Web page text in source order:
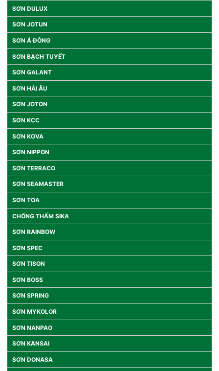
SƠN DULUX
SƠN JOTUN
SƠN Á ĐÔNG
SƠN BẠCH TUYẾT
SƠN GALANT
SƠN HẢI ÂU
SƠN JOTON
SƠN KCC
SƠN KOVA
SƠN NIPPON
SƠN TERRACO
SƠN SEAMASTER
SƠN TOA
CHỐNG THẤM SIKA
SƠN RAINBOW
SƠN SPEC
SƠN TISON
SƠN BOSS
SƠN SPRING
SƠN MYKOLOR
SƠN NANPAO
SƠN KANSAI
SƠN DONASA